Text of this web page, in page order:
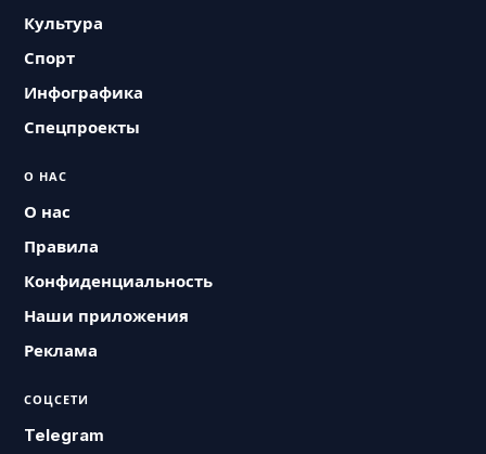
Культура
Спорт
Инфографика
Спецпроекты
О НАС
О нас
Правила
Конфиденциальность
Наши приложения
Реклама
СОЦСЕТИ
Telegram